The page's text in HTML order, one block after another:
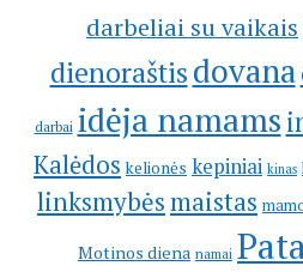
darbeliai su vaikais
dienoraštisdovana
darbai idėja namams
Kalėdos kelionės kepiniai kinas
linksmybėsmaistas
Motinos diena namai